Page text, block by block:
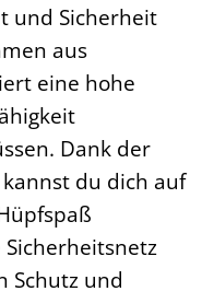
und Sicherheit
aus
eine hohe
Dank der
du dich auf
Schutz und